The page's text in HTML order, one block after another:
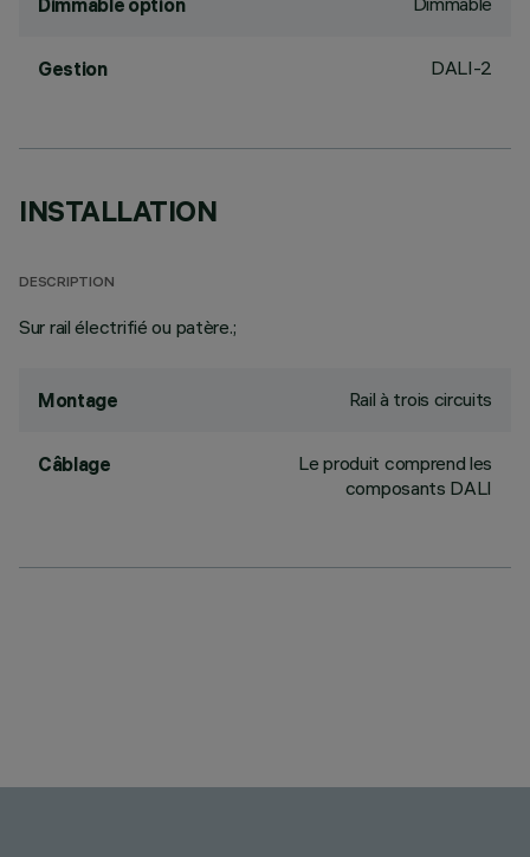
Dimmable option
Gestion DALI-2
INSTALLATION
DESCRIPTION
Sur rail électrifié ou patère.;
Montage Rail à trois circuits
Câblage
Le produit comprend les
composants DALI